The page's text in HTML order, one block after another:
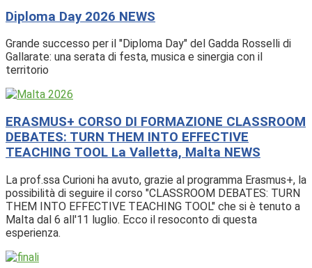
Diploma Day 2026 NEWS
Grande successo per il "Diploma Day" del Gadda Rosselli di
Gallarate: una serata di festa, musica e sinergia con il
territorio
ERASMUS+ CORSO DI FORMAZIONE CLASSROOM
DEBATES: TURN THEM INTO EFFECTIVE
TEACHING TOOL La Valletta, Malta NEWS
La prof.ssa Curioni ha avuto, grazie al programma Erasmus+, la
possibilità di seguire il corso "CLASSROOM DEBATES: TURN
THEM INTO EFFECTIVE TEACHING TOOL" che si è tenuto a
Malta dal 6 all'11 luglio. Ecco il resoconto di questa
esperienza.